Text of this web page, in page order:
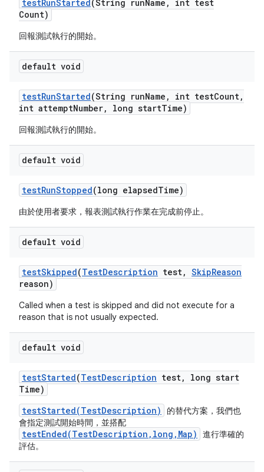
testRunStarted(String runName ,
int test
Count)
回報測試執行的開始。
default void
testRunStarted(String runName , int testCount,
int attemptNumber, long startTime)
回報測試執行的開始。
default void
testRunStopped(long elapsedTime)
由於使用者要求，報表測試執行作業在完成前停止。
default void
testSkipped(TestDescription test, SkipReason
reason)
Called when a test is skipped and did not execute for a
reason that is not usually expected.
default void
testStarted(TestDescription test,
long start
Time)
testStarted(TestDescription)
的替代方案，我們也
會指定測試開始時間，並搭配
testEnded(TestDescription,long,Map)
進行準確的
評估。